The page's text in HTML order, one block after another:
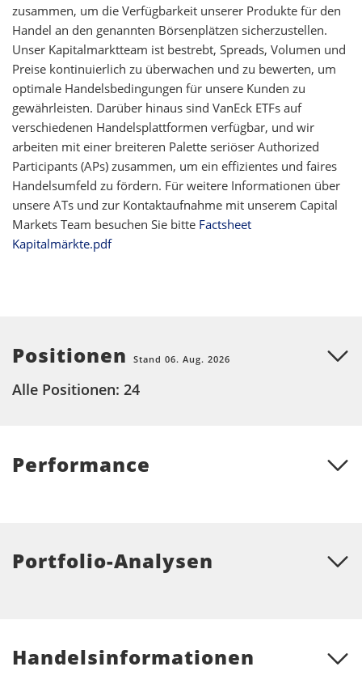
zusammen, um die Verfügbarkeit unserer Produkte für den
Handel an den genannten Börsenplätzen sicherzustellen.
Unser Kapitalmarktteam ist bestrebt, Spreads, Volumen und
Preise kontinuierlich zu überwachen und zu bewerten, um
optimale Handelsbedingungen für unsere Kunden zu
gewährleisten. Darüber hinaus sind VanEck ETFs auf
verschiedenen Handelsplattformen verfügbar, und wir
arbeiten mit einer breiteren Palette seriöser Authorized
Participants (APs) zusammen, um ein effizientes und faires
Handelsumfeld zu fördern. Für weitere Informationen über
unsere ATs und zur Kontaktaufnahme mit unserem Capital
Markets Team besuchen Sie bitte Factsheet
Kapitalmärkte.pdf
Positionen Stand 06. Aug. 2026
Alle Positionen: 24
Performance
Portfolio-Analysen
Handelsinformationen